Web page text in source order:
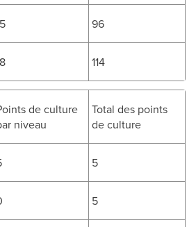
96
114
de culture
niveau
Total des points
de culture
5
5